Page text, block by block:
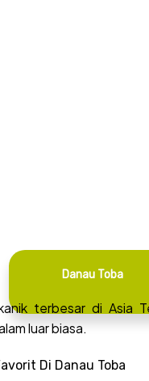
Danau Toba
terbesar di Asia
luar biasa.
Di Danau Toba